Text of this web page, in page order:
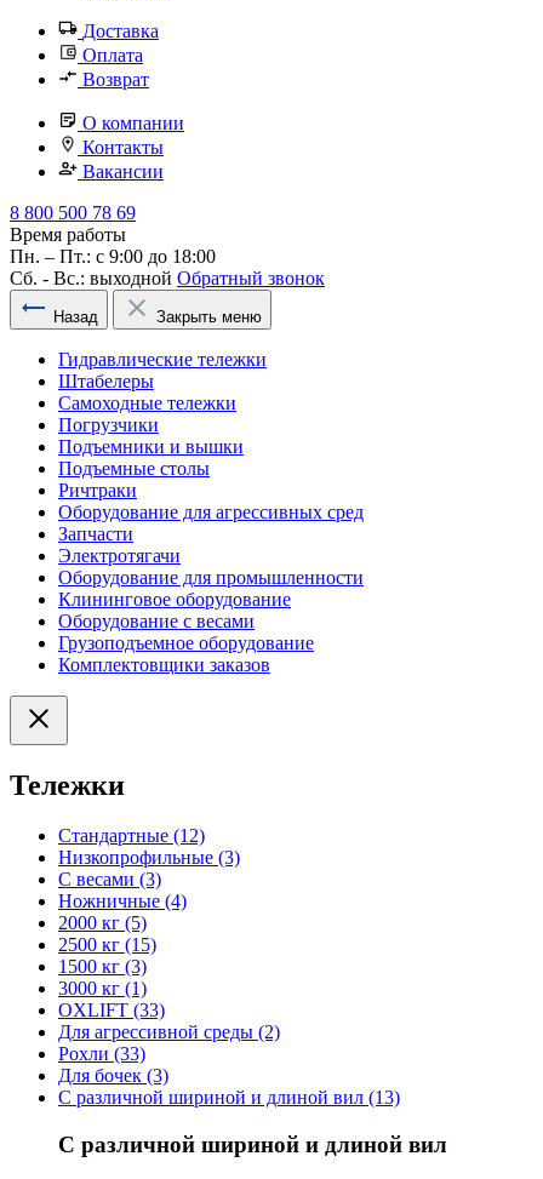
Доставка
Оплата
Возврат
О компании
Контакты
Вакансии
8 800 500 78 69
Время работы
Пн. – Пт.: с 9:00 до 18:00
Сб. - Вс.: выходной Обратный звонок
Назад Закрыть меню
Гидравлические тележки
Штабелеры
Самоходные тележки
Погрузчики
Подъемники и вышки
Подъемные столы
Ричтраки
Оборудование для агрессивных сред
Запчасти
Электротягачи
Оборудование для промышленности
Клининговое оборудование
Оборудование с весами
Грузоподъемное оборудование
Комплектовщики заказов
Тележки
Стандартные (12)
Низкопрофильные (3)
С весами (3)
Ножничные (4)
2000 кг (5)
2500 кг (15)
1500 кг (3)
3000 кг (1)
OXLIFT (33)
Для агрессивной среды (2)
Рохли (33)
Для бочек (3)
С различной шириной и длиной вил (13)
С различной шириной и длиной вил